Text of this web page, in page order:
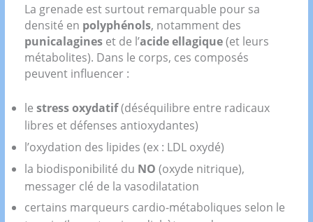
La grenade est surtout remarquable pour sa
densité en polyphénols, notamment des
punicalagines et de l’acide ellagique(et leurs
métabolites). Dans le corps, ces composés
peuvent influencer :
lestress oxydatif(déséquilibre entre radicaux
libres et défenses antioxydantes)
l’oxydation des lipides (ex : LDL oxydé)
la biodisponibilité du NO (oxyde nitrique),
messager clé de la vasodilatation
certains marqueurs cardio-métaboliques selon le